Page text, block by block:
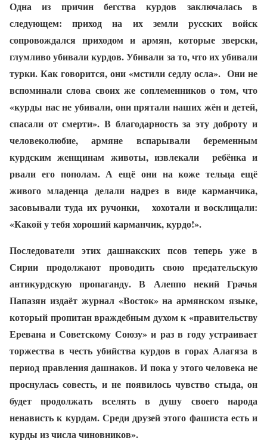
Одна из причин бегства курдов заключалась в
следующем: приход на их земли русских войск
сопровождался приходом и армян, которые зверски,
глумливо убивали курдов. Убивали за то, что их убивали
турки. Как говорится, они «мстили седлу осла». Они не
вспоминали слова своих же соплеменников о том, что
«курды нас не убивали, они прятали наших жён и детей,
спасали от смерти». В благодарность за эту доброту и
человеколюбие, армяне вспарывали беременным
курдским женщинам животы, извлекали
ребёнка и
рвали его пополам. А ещё они на коже тельца ещё
живого младенца делали надрез в виде карманчика,
засовывали туда их ручонки,
хохотали и восклицали:
«Какой у тебя хороший карманчик, курдо!».
Последователи этих дашнакских псов теперь уже в
Сирии продолжают проводить свою предательскую
антикурдскую пропаганду. В Алеппо некий Грачья
Папазян издаёт журнал «Восток» на армянском языке,
который пропитан враждебным духом к «правительству
Еревана и Советскому Союзу» и раз в году устраивает
торжества в честь убийства курдов в горах Алагяза в
период правления дашнаков. И пока у этого человека не
проснулась совесть, и не появилось чувство стыда, он
будет продолжать вселять в душу своего народа
ненависть к курдам. Среди друзей этого фашиста есть и
курды из числа чиновников».